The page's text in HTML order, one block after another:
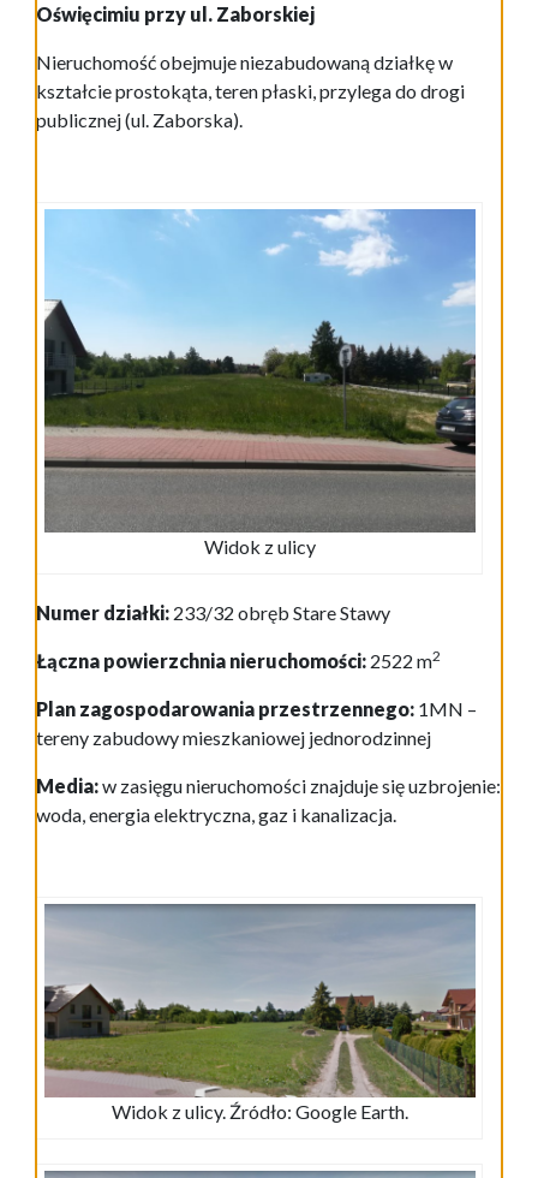
Oświęcimiu przy ul. Zaborskiej
Nieruchomość obejmuje niezabudowaną działkę w
kształcie prostokąta, teren płaski, przylega do drogi
publicznej (ul. Zaborska).
Widok z ulicy
Numer działki: 233/32 obręb Stare Stawy
Łączna powierzchnia nieruchomości: 2522 m2
Plan zagospodarowania przestrzennego: 1MN –
tereny zabudowy mieszkaniowej jednorodzinnej
Media:w zasięgu nieruchomości znajduje się uzbrojenie:
woda, energia elektryczna, gaz i kanalizacja.
Widok z ulicy. Źródło: Google Earth.